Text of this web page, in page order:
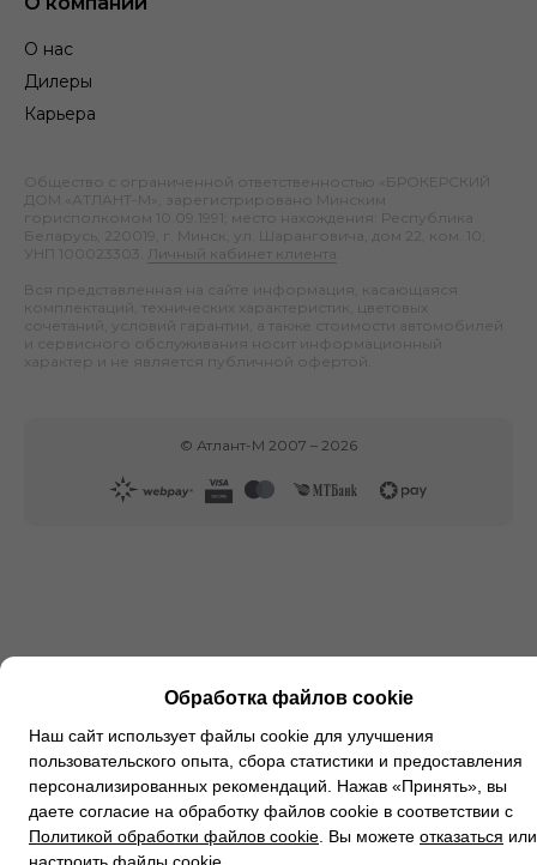
О нас
Дилеры
Карьера
Общество с ограниченной ответственностью «БРОКЕРСКИЙ
ДОМ «АТЛАНТ-М», зарегистрировано Минским
горисполкомом 10.09.1991; место нахождения: Республика
Беларусь, 220019, г. Минск, ул. Шаранговича, дом 22, ком. 10;
УНП 100023303.
Личный кабинет клиента
Вся представленная на сайте информация, касающаяся
комплектаций, технических характеристик, цветовых
сочетаний, условий гарантии, а также стоимости автомобилей
и сервисного обслуживания носит информационный
характер и не является публичной офертой.
© Атлант-М 2007 – 2026
Обработка файлов cookie
Наш сайт использует файлы cookie для улучшения
пользовательского опыта, сбора статистики и предоставления
персонализированных рекомендаций. Нажав «Принять», вы
даете согласие на обработку файлов cookie в соответствии с
Политикой обработки файлов cookie . Вы можете отказаться или